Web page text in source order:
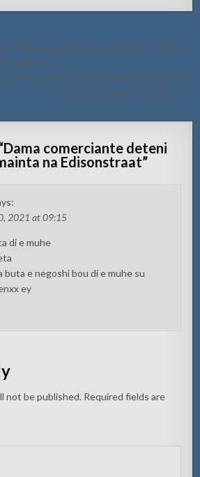
di Departamento di Asuntonan Social na
tur hende
Patrishi pa evita cu e ciudadano stroba City
Inspector pa haci e area limpi →
Dama comerciante deteni
na Edisonstraat”
2021 at 09:15
di e muhe
buta e negoshi bou di e muhe su
ey
not be published. Required fields are